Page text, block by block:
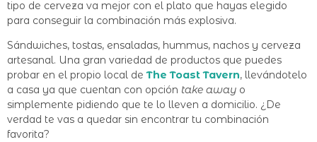
tipo de cerveza va mejor con el plato que hayas elegido
para conseguir la combinación más explosiva.
Sándwiches, tostas, ensaladas, hummus, nachos y cerveza
artesanal. Una gran variedad de productos que puedes
probar en el propio local deThe Toast Tavern, llevándotelo
a casa ya que cuentan con opción take away o
simplemente pidiendo que te lo lleven a domicilio. ¿De
verdad te vas a quedar sin encontrar tu combinación
favorita?